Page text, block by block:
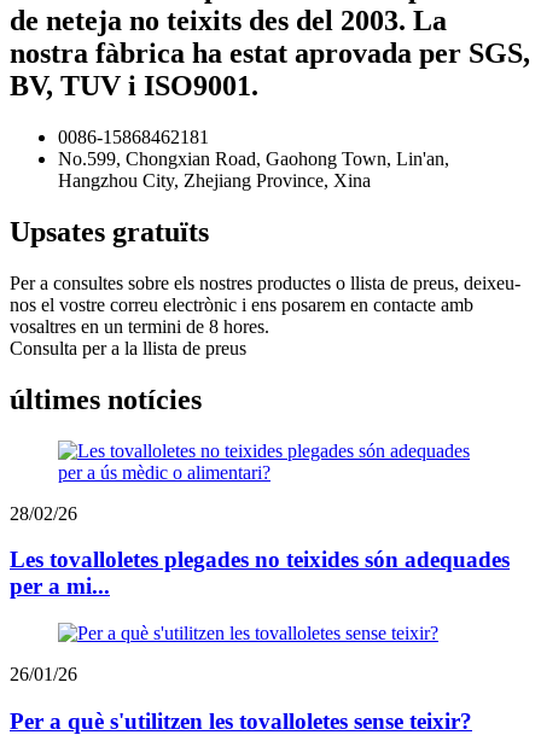
de neteja no teixits des del 2003. La
nostra fàbrica ha estat aprovada per SGS,
BV, TUV i ISO9001.
0086-15868462181
No.599, Chongxian Road, Gaohong Town, Lin'an,
Hangzhou City, Zhejiang Province, Xina
Upsates gratuïts
Per a consultes sobre els nostres productes o llista de preus, deixeu-
nos el vostre correu electrònic i ens posarem en contacte amb
vosaltres en un termini de 8 hores.
Consulta per a la llista de preus
últimes notícies
28/02/26
Les tovalloletes plegades no teixides són adequades
per a mi...
26/01/26
Per a què s'utilitzen les tovalloletes sense teixir?